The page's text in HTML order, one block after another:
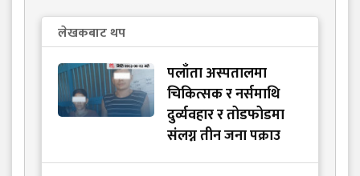
लेखकबाट थप
पलाँता अस्पतालमा
चिकित्सक र नर्समाथि
दुर्व्यवहार र तोडफोडमा
संलग्न तीन जना पक्राउ